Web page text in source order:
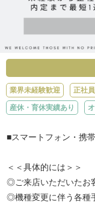
業界未経験歓迎 正社
産休・育休実績あり
■スマートフォン・携
＜＜具体的には＞＞
◎ご来店いただいたお
◎機種変更に伴う各種